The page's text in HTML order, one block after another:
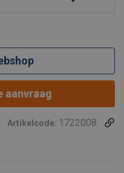
aanvraag
Artikelcode: 1722008